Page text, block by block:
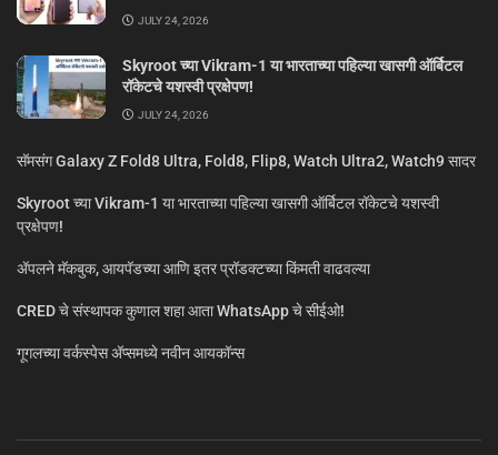
JULY 24, 2026
Skyroot च्या Vikram-1 या भारताच्या पहिल्या खासगी ऑर्बिटल
रॉकेटचे यशस्वी प्रक्षेपण!
JULY 24, 2026
सॅमसंग Galaxy Z Fold8 Ultra, Fold8, Flip8, Watch Ultra2, Watch9 सादर
Skyroot च्या Vikram-1 या भारताच्या पहिल्या खासगी ऑर्बिटल रॉकेटचे यशस्वी
प्रक्षेपण!
ॲपलने मॅकबुक, आयपॅडच्या आणि इतर प्रॉडक्टच्या किंमती वाढवल्या
CRED चे संस्थापक कुणाल शहा आता WhatsApp चे सीईओ!
गूगलच्या वर्कस्पेस अ‍ॅप्समध्ये नवीन आयकॉन्स